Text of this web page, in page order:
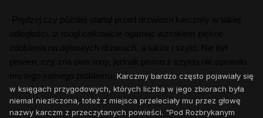
Karczmy bardzo często pojawiały się
w księgach przygodowych, których liczba w jego zbiorach była
niemal niezliczona, toteż z miejsca przeleciały mu przez głowę
nazwy karczm z przeczytanych powieści. "Pod Rozbrykanym